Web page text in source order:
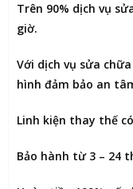
Trên 90% dịch vụ
giờ.
Với dịch vụ sửa
hình đảm bảo an
Linh kiện thay thế
Bảo hành từ 3 – 24